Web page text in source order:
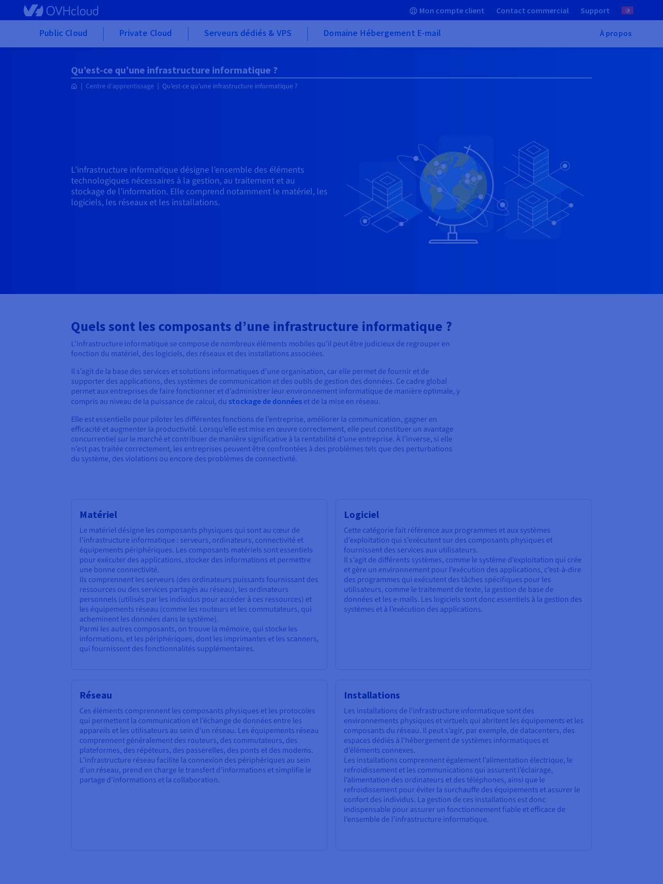
Skip to main content Mon compte client Contact commercial Support
Public Cloud Private Cloud Serveurs dédiés & VPS Domaine Hébergement E-mail À propos
Qu’est-ce qu’une infrastructure informatique ?
Centre d'apprentissage Qu’est-ce qu’une infrastructure informatique ?
L’infrastructure informatique désigne l’ensemble des éléments
technologiques nécessaires à la gestion, au traitement et au
stockage de l’information. Elle comprend notamment le matériel, les
logiciels, les réseaux et les installations.
Quels sont les composants d’une infrastructure informatique ?
L’infrastructure informatique se compose de nombreux éléments mobiles qu’il peut être judicieux de regrouper en
fonction du matériel, des logiciels, des réseaux et des installations associées.
Il s’agit de la base des services et solutions informatiques d’une organisation, car elle permet de fournir et de
supporter des applications, des systèmes de communication et des outils de gestion des données. Ce cadre global
permet aux entreprises de faire fonctionner et d’administrer leur environnement informatique de manière optimale, y
compris au niveau de la puissance de calcul, du stockage de données et de la mise en réseau.
Elle est essentielle pour piloter les différentes fonctions de l’entreprise, améliorer la communication, gagner en
efficacité et augmenter la productivité. Lorsqu’elle est mise en œuvre correctement, elle peut constituer un avantage
concurrentiel sur le marché et contribuer de manière significative à la rentabilité d’une entreprise. À l’inverse, si elle
n’est pas traitée correctement, les entreprises peuvent être confrontées à des problèmes tels que des perturbations
du système, des violations ou encore des problèmes de connectivité.
Matériel
Le matériel désigne les composants physiques qui sont au cœur de
l’infrastructure informatique : serveurs, ordinateurs, connectivité et
équipements périphériques. Les composants matériels sont essentiels
pour exécuter des applications, stocker des informations et permettre
une bonne connectivité.
Ils comprennent les serveurs (des ordinateurs puissants fournissant des
ressources ou des services partagés au réseau), les ordinateurs
personnels (utilisés par les individus pour accéder à ces ressources) et
les équipements réseau (comme les routeurs et les commutateurs, qui
acheminent les données dans le système).
Parmi les autres composants, on trouve la mémoire, qui stocke les
informations, et les périphériques, dont les imprimantes et les scanners,
qui fournissent des fonctionnalités supplémentaires.
Réseau
Ces éléments comprennent les composants physiques et les protocoles
qui permettent la communication et l’échange de données entre les
appareils et les utilisateurs au sein d’un réseau. Les équipements réseau
comprennent généralement des routeurs, des commutateurs, des
plateformes, des répéteurs, des passerelles, des ponts et des modems.
L’infrastructure réseau facilite la connexion des périphériques au sein
d’un réseau, prend en charge le transfert d’informations et simplifie le
partage d’informations et la collaboration.
Logiciel
Cette catégorie fait référence aux programmes et aux systèmes
d’exploitation qui s’exécutent sur des composants physiques et
fournissent des services aux utilisateurs.
Il s’agit de différents systèmes, comme le système d’exploitation qui crée
et gère un environnement pour l’exécution des applications, c’est-à-dire
des programmes qui exécutent des tâches spécifiques pour les
utilisateurs, comme le traitement de texte, la gestion de base de
données et les e-mails. Les logiciels sont donc essentiels à la gestion des
systèmes et à l’exécution des applications.
Installations
Les installations de l’infrastructure informatique sont des
environnements physiques et virtuels qui abritent les équipements et les
composants du réseau. Il peut s’agir, par exemple, de datacenters, des
espaces dédiés à l’hébergement de systèmes informatiques et
d’éléments connexes.
Les installations comprennent également l’alimentation électrique, le
refroidissement et les communications qui assurent l’éclairage,
l’alimentation des ordinateurs et des téléphones, ainsi que le
refroidissement pour éviter la surchauffe des équipements et assurer le
confort des individus. La gestion de ces installations est donc
indispensable pour assurer un fonctionnement fiable et efficace de
l’ensemble de l’infrastructure informatique.